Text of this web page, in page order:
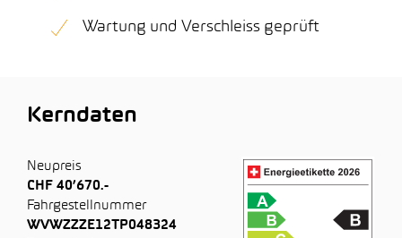
Wartung und Verschleiss geprüft
Kerndaten
Neupreis
CHF 40’670.-
Fahrgestellnummer
WVWZZZE12TP048324